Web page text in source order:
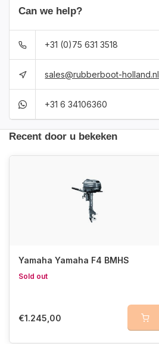
Can we help?
+31 (0)75 631 3518
sales@rubberboot-holland.nl
+31 6 34106360
Recent door u bekeken
Yamaha Yamaha F4 BMHS
Sold out
€1.245,00